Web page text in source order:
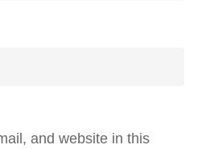
and website in this